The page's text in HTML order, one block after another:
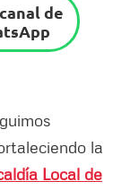
de
la
Local de